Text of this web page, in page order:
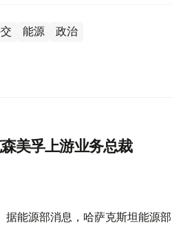
能源 政治
美孚上游业务总裁
据能源部消息，哈萨克斯坦能源部